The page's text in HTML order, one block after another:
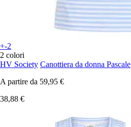
+-2
2 colori
HV Society Canottiera da donna Pascale
A partire da 59,95 €
38,88 €